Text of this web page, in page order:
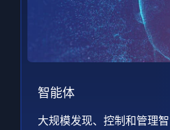
智能体
大规模发现、控制和管理